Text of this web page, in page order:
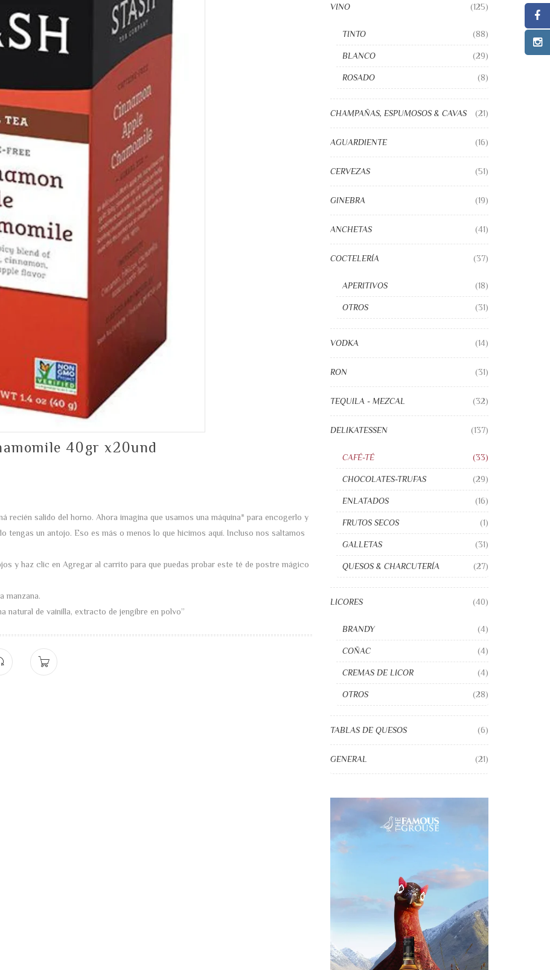
40gr x20und
recién salido del horno. Ahora imagina que usamos una máquina* para encogerlo y
tengas un antojo. Eso es más o menos lo que hicimos aquí. Incluso nos saltamos
y haz clic en Agregar al carrito para que puedas probar este té de postre mágico
manzana.
natural de vainilla, extracto de jengibre en polvo”
VINO (125)
TINTO (88)
BLANCO (29)
ROSADO (8)
CHAMPAÑAS, ESPUMOSOS & CAVAS (21)
AGUARDIENTE (16)
CERVEZAS (51)
GINEBRA (19)
ANCHETAS (41)
COCTELERÍA (37)
APERITIVOS (18)
OTROS (31)
VODKA (14)
RON (31)
TEQUILA - MEZCAL (32)
DELIKATESSEN (137)
CAFÉ-TÉ (33)
CHOCOLATES-TRUFAS (29)
ENLATADOS (16)
FRUTOS SECOS (1)
GALLETAS (31)
QUESOS & CHARCUTERÍA (27)
LICORES (40)
BRANDY (4)
COÑAC (4)
CREMAS DE LICOR (4)
OTROS (28)
TABLAS DE QUESOS (6)
GENERAL (21)